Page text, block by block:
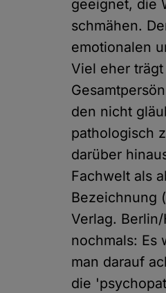
geeignet, die
schmähen.
emotionalen
Viel eher
den nicht
pathologisch
darüber
Fachwelt als
Bezeichnung
Verlag.
nochmals: Es
man darauf
die